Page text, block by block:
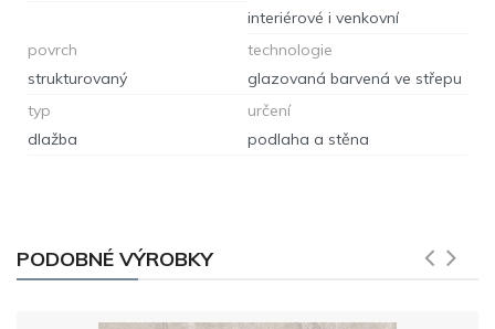
interiérové i venkovní
povrch
strukturovaný
technologie
glazovaná barvená ve střepu
typ
dlažba
určení
podlaha a stěna
PODOBNÉ VÝROBKY